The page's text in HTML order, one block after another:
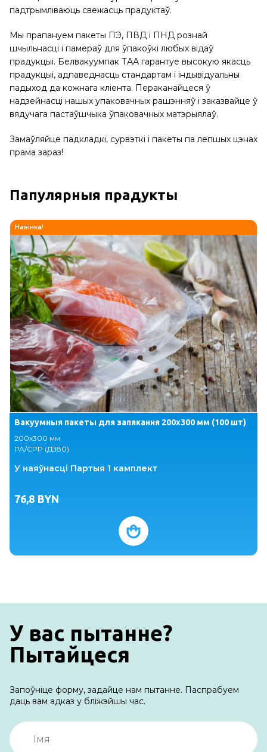
падтрымліваюць свежасць прадуктаў.
Мы прапануем пакеты ПЭ, ПВД і ПНД рознай
шчыльнасці і памераў для ўпакоўкі любых відаў
прадукцыі. Белвакуумпак ТАА гарантуе высокую якасць
прадукцыі, адпаведнасць стандартам і індывідуальны
падыход да кожнага кліента. Пераканайцеся ў
надзейнасці нашых упаковачных рашэнняў і заказвайце ў
вядучага пастаўшчыка ўпаковачных матэрыялаў.
Замаўляйце падкладкі, сурвэткі і пакеты па лепшых цэнах
прама зараз!
Папулярныя прадукты
Навінка!
Вакуумныя пакеты для запякання 200х300 мм (100 шт)
200х300 мм
PA/CPP (ДЗ80)
У наяўнасці Партыя 1 камплект
76,8 BYN
У вас пытанне?
Пытайцеся
Запоўніце форму, задайце нам пытанне. Паспрабуем
даць вам адказ у бліжэйшы час.